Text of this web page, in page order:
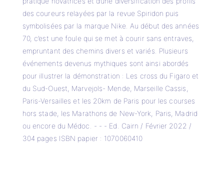
des coureurs relayées par la revue Spiridon puis
symbolisées par la marque Nike. Au début des années
70, c’est une foule qui se met à courir sans entraves,
empruntant des chemins divers et variés. Plusieurs
événements devenus mythiques sont ainsi abordés
pour illustrer la démonstration : Les cross du Figaro et
du Sud-Ouest, Marvejols- Mende, Marseille Cassis,
Paris-Versailles et les 20km de Paris pour les courses
hors stade, les Marathons de New-York, Paris, Madrid
ou encore du Médoc. - - - Ed. Cairn / Février 2022 /
304 pages ISBN papier : 1070060410